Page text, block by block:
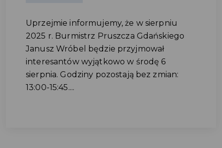
Uprzejmie informujemy, że w sierpniu
2025 r. Burmistrz Pruszcza Gdańskiego
Janusz Wróbel będzie przyjmował
interesantów wyjątkowo w środę 6
sierpnia. Godziny pozostają bez zmian:
13:00-15:45....